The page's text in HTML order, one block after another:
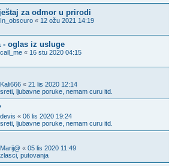
za odmor u prirodi
In_obscuro « 12 ožu 2021 14:19
- oglas iz usluge
call_me « 16 stu 2020 04:15
Kali666 « 21 lis 2020 12:14
ljubavne poruke, nemam curu itd.
devis « 06 lis 2020 19:24
ljubavne poruke, nemam curu itd.
Marij@ « 05 lis 2020 11:49
putovanja